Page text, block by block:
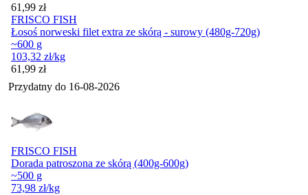
Cena
61,99 zł
FRISCO FISH
Łosoś norweski filet extra ze skórą - surowy (480g-720g)
~600 g
103,32 zł/kg
Cena
61,99 zł
Przydatny do 16-08-2026
FRISCO FISH
Dorada patroszona ze skórą (400g-600g)
~500 g
73,98 zł/kg